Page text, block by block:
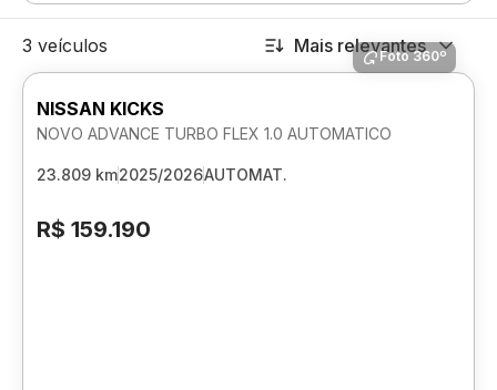
3 veículos Mais relevantes
Foto 360º
NISSAN KICKS
NOVO ADVANCE TURBO FLEX 1.0 AUTOMATICO
23.809 km2025/2026AUTOMAT.
R$ 159.190